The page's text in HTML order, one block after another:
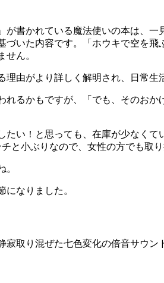
が書かれている魔法使いの本は、
いた内容です。「ホウキで空を
ん。
由がより詳しく解明され、日常
るかもですが、「でも、そのお
い！と思っても、在庫が少なく
と小ぶりなので、女性の方でも取り
。
なりました。
取り混ぜた七色変化の倍音サウ